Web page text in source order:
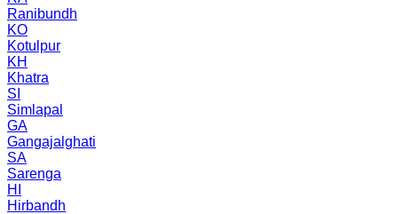
Ranibundh
KO
Kotulpur
KH
Khatra
SI
Simlapal
GA
Gangajalghati
SA
Sarenga
HI
Hirbandh